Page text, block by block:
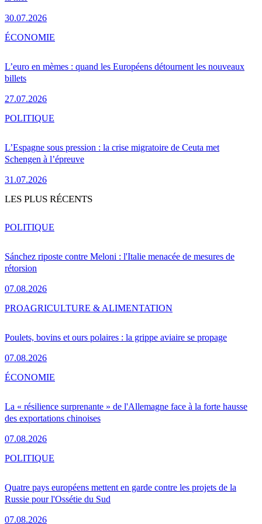
30.07.2026
L’euro en mèmes : quand les Européens détournent les nouveaux
billets
27.07.2026
ÉCONOMIE
L’Espagne sous pression : la crise migratoire de Ceuta met
Schengen à l’épreuve
31.07.2026
POLITIQUE
LES PLUS RÉCENTS
Sánchez riposte contre Meloni : l'Italie menacée de mesures de
rétorsion
07.08.2026
POLITIQUE
Poulets, bovins et ours polaires : la grippe aviaire se propage
07.08.2026
PROAGRICULTURE & ALIMENTATION
La « résilience surprenante » de l'Allemagne face à la forte hausse
des exportations chinoises
07.08.2026
ÉCONOMIE
Quatre pays européens mettent en garde contre les projets de la
Russie pour l'Ossétie du Sud
07.08.2026
POLITIQUE